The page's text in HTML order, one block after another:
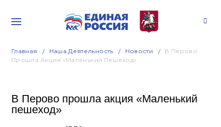
Главная Наша Деятельность Новости
В Перово
Прошла Акция «Маленький Пешеход»
В Перово прошла акция «Маленький
пешеход»